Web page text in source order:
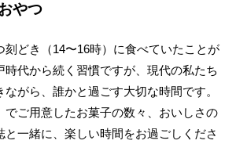
やつ
刻どき（14〜16時）に食べていたことが
時代から続く習慣ですが、現代の私たち
がら、誰かと過ごす大切な時間です。
でご用意したお菓子の数々、おいしさの
と一緒に、楽しい時間をお過ごしくださ